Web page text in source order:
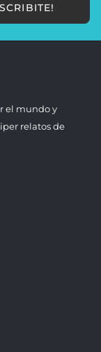
el mundo y
relatos de